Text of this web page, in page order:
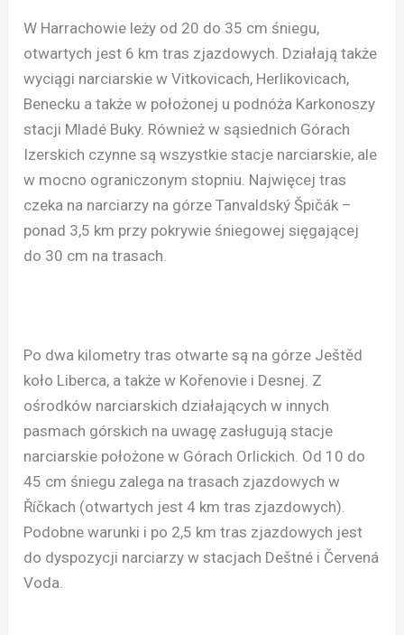
W Harrachowie leży od 20 do 35 cm śniegu,
otwartych jest 6 km tras zjazdowych. Działają także
wyciągi narciarskie w Vitkovicach, Herlikovicach,
Benecku a także w położonej u podnóża Karkonoszy
stacji Mladé Buky. Również w sąsiednich Górach
Izerskich czynne są wszystkie stacje narciarskie, ale
w mocno ograniczonym stopniu. Najwięcej tras
czeka na narciarzy na górze Tanvaldský Špičák –
ponad 3,5 km przy pokrywie śniegowej sięgającej
do 30 cm na trasach.
Po dwa kilometry tras otwarte są na górze Ještěd
koło Liberca, a także w Kořenovie i Desnej. Z
ośrodków narciarskich działających w innych
pasmach górskich na uwagę zasługują stacje
narciarskie położone w Górach Orlickich. Od 10 do
45 cm śniegu zalega na trasach zjazdowych w
Říčkach (otwartych jest 4 km tras zjazdowych).
Podobne warunki i po 2,5 km tras zjazdowych jest
do dyspozycji narciarzy w stacjach Deštné i Červená
Voda.